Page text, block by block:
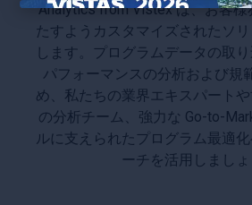
Analytics from Vistex は、お客
たすようカスタマイズされたソ
します。プログラムデータの取
パフォーマンスの分析および規
め、私たちの業界エキスパート
の分析チーム、強力な Go-to-
ルに支えられたプログラム最適
ーチを活用しましょ